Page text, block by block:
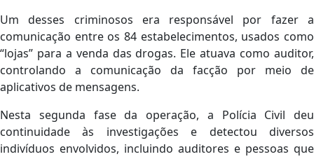
Um desses criminosos era responsável por fazer a
comunicação entre os 84 estabelecimentos, usados como
“lojas” para a venda das drogas. Ele atuava como auditor,
controlando a comunicação da facção por meio de
aplicativos de mensagens.
Nesta segunda fase da operação, a Polícia Civil deu
continuidade às investigações e detectou diversos
indivíduos envolvidos, incluindo auditores e pessoas que